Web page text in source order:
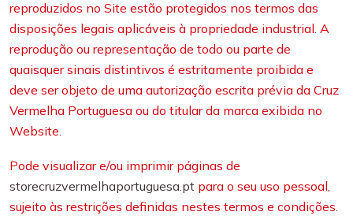
reproduzidos no Site estão protegidos nos termos das
disposições legais aplicáveis à propriedade industrial. A
reprodução ou representação de todo ou parte de
quaisquer sinais distintivos é estritamente proibida e
deve ser objeto de uma autorização escrita prévia da Cruz
Vermelha Portuguesa ou do titular da marca exibida no
Website.
Pode visualizar e/ou imprimir páginas de
storecruzvermelhaportuguesa.pt para o seu uso pessoal,
sujeito às restrições definidas nestes termos e condições.